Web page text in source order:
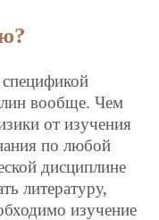
спецификой
вообще. Чем
от изучения
по любой
дисциплине
литературу,
изучение